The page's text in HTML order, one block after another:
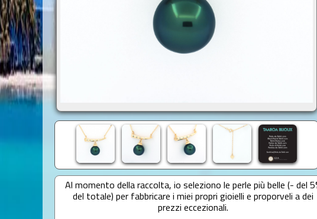
Al momento della raccolta, io seleziono le perle più belle (- del
del totale) per fabbricare i miei propri gioielli e proporveli a dei
prezzi eccezionali.